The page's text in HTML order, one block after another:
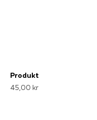
Produkt
45,00 kr